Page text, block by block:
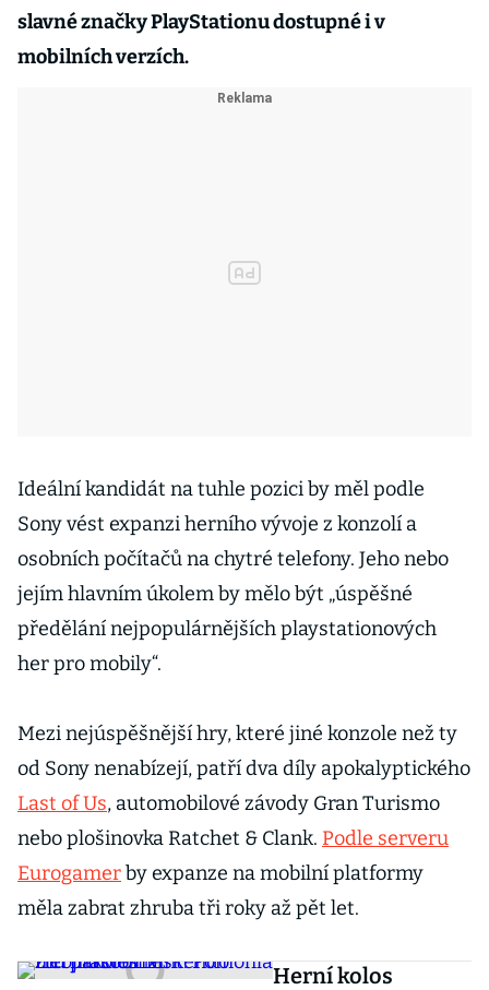
slavné značky PlayStationu dostupné i v
mobilních verzích.
Ideální kandidát na tuhle pozici by měl podle
Sony vést expanzi herního vývoje z konzolí a
osobních počítačů na chytré telefony. Jeho nebo
jejím hlavním úkolem by mělo být „úspěšné
předělání nejpopulárnějších playstationových
her pro mobily“.
Mezi nejúspěšnější hry, které jiné konzole než ty
od Sony nenabízejí, patří dva díly apokalyptického
Last of Us, automobilové závody Gran Turismo
nebo plošinovka Ratchet & Clank. Podle serveru
Eurogamerby expanze na mobilní platformy
měla zabrat zhruba tři roky až pět let.
Herní kolos